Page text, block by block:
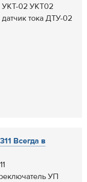
УКТ-02 УКТ02
тока ДТУ-02
Всегда в
УП